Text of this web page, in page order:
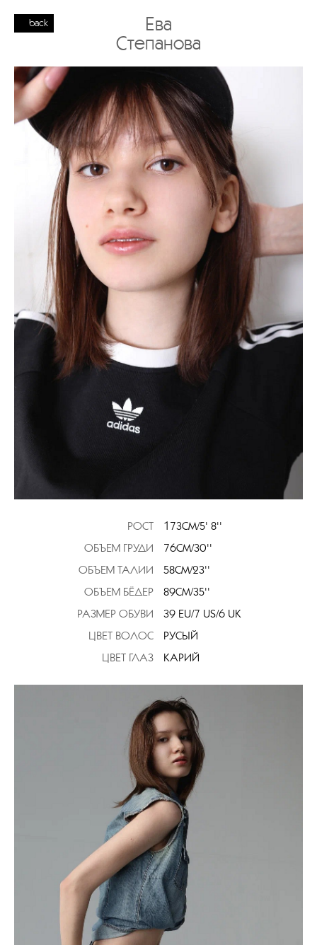
back
Ева
Степанова
РОСТ
173CM/5' 8''
ОБЪЕМ ГРУДИ
76CM/30''
ОБЪЕМ ТАЛИИ
58CM/23''
ОБЪЕМ БЁДЕР
89CM/35''
РАЗМЕР ОБУВИ
39 EU/7 US/6 UK
ЦВЕТ ВОЛОС
РУСЫЙ
ЦВЕТ ГЛАЗ
КАРИЙ